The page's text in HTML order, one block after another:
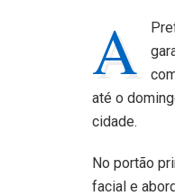
A
até o
cidade.
No portão
facial e